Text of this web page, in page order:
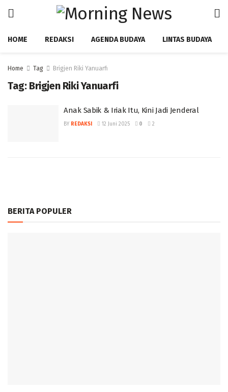
HOME REDAKSI AGENDA BUDAYA LINTAS BUDAYA
Home Tag Brigjen Riki Yanuarfi
Tag: Brigjen Riki Yanuarfi
Anak Sabik & Iriak Itu, Kini Jadi Jenderal
BY REDAKSI 12 Juni 2025 0 2
BERITA POPULER